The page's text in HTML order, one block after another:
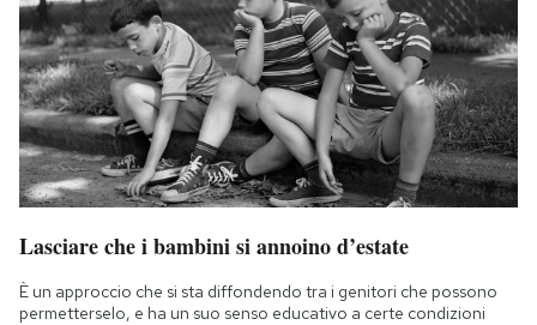
Lasciare che i bambini si annoino d’estate
È un approccio che si sta diffondendo tra i genitori che possono
permetterselo, e ha un suo senso educativo a certe condizioni